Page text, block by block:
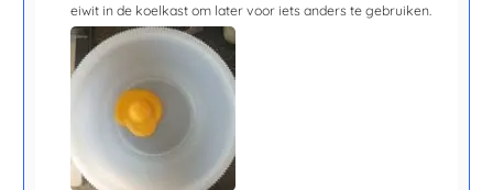
eiwit in de koelkast om later voor iets anders te gebruiken.